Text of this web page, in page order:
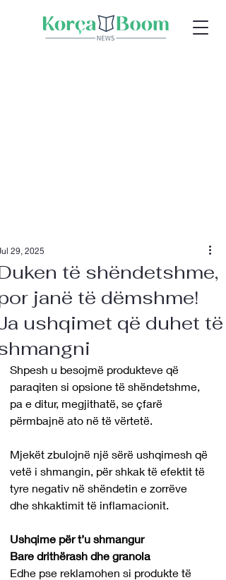
të shëndetshme,
janë të dëmshme!
ushqimet që duhet të
29, 2025
Shpesh u besojmë produkteve që
paraqiten si opsione të shëndetshme,
pa e ditur, megjithatë, se çfarë
përmbajnë ato në të vërtetë.
Mjekët zbulojnë një sërë ushqimesh që
vetë i shmangin, për shkak të efektit të
tyre negativ në shëndetin e zorrëve
dhe shkaktimit të inflamacionit.
Ushqime për t’u shmangur
Bare drithërash dhe granola
Edhe pse reklamohen si produkte të